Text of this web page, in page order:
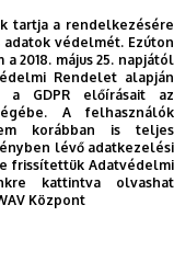
a DE
rögzítése a
tartja a rendelkezésére
védelmét. Ezúton
2018. május 25. napjától
Rendelet alapján
GDPR előírásait az
A felhasználók
korábban is teljes
lévő adatkezelési
frissítettük Adatvédelmi
kattintva olvashat
Központ